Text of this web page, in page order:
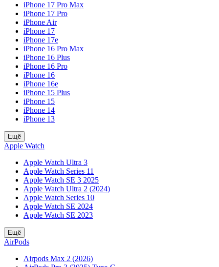
iPhone 17 Pro Max
iPhone 17 Pro
iPhone Air
iPhone 17
iPhone 17e
iPhone 16 Pro Max
iPhone 16 Plus
iPhone 16 Pro
iPhone 16
iPhone 16e
iPhone 15 Plus
iPhone 15
iPhone 14
iPhone 13
Ещё
Apple Watch
Apple Watch Ultra 3
Apple Watch Series 11
Apple Watch SE 3 2025
Apple Watch Ultra 2 (2024)
Apple Watch Series 10
Apple Watch SE 2024
Apple Watch SE 2023
Ещё
AirPods
Airpods Max 2 (2026)